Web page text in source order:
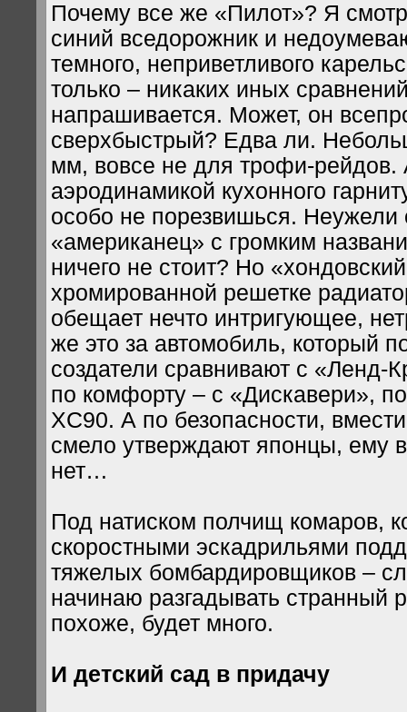
Почему все же «Пилот»? Я
синий вседорожник и
темного, неприветливого
только – никаких иных
напрашивается. Может, он
сверхбыстрый? Едва ли.
мм, вовсе не для трофи-рейдов.
аэродинамикой кухонного
особо не порезвишься. Неужели
«американец» с громким
ничего не стоит? Но
хромированной решетке
обещает нечто интригующее,
же это за автомобиль, который
создатели сравнивают с «Ленд-
по комфорту – с «Дискавери»,
XC90. А по безопасности,
смело утверждают японцы, ему
нет…
Под натиском полчищ комаров,
скоростными эскадрильями
тяжелых бомбардировщиков –
начинаю разгадывать странный
похоже, будет много.
И детский сад в придачу